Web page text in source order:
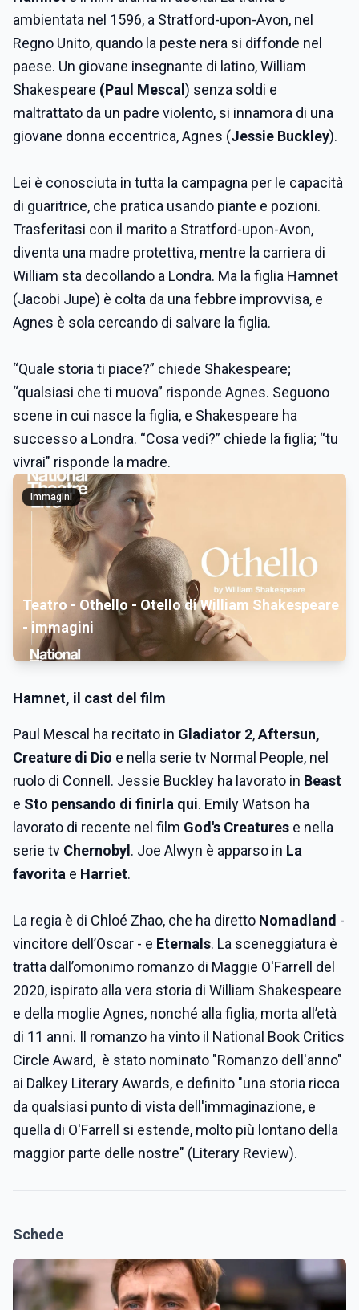
ambientata nel 1596, a Stratford-upon-Avon, nel
Regno Unito, quando la peste nera si diffonde nel
paese. Un giovane insegnante di latino, William
Shakespeare (Paul Mescal ) senza soldi e
maltrattato da un padre violento, si innamora di una
giovane donna eccentrica, Agnes (Jessie Buckley).
Lei è conosciuta in tutta la campagna per le capacità
di guaritrice, che pratica usando piante e pozioni.
Trasferitasi con il marito a Stratford-upon-Avon,
diventa una madre protettiva, mentre la carriera di
William sta decollando a Londra. Ma la figlia Hamnet
(Jacobi Jupe) è colta da una febbre improvvisa, e
Agnes è sola cercando di salvare la figlia.
“Quale storia ti piace?” chiede Shakespeare;
“qualsiasi che ti muova” risponde Agnes. Seguono
scene in cui nasce la figlia, e Shakespeare ha
successo a Londra. “Cosa vedi?” chiede la figlia; “tu
vivrai" risponde la madre.
Immagini
Teatro - Othello - Otello di William Shakespeare
- immagini
Hamnet, il cast del film
Paul Mescal ha recitato in Gladiator 2,Aftersun,
Creature di Dio e nella serie tv Normal People, nel
ruolo di Connell. Jessie Buckley ha lavorato in Beast
e Sto pensando di finirla qui. Emily Watson ha
lavorato di recente nel film God's Creatures e nella
serie tv Chernobyl . Joe Alwyn è apparso in La
favorita e Harriet.
La regia è di Chloé Zhao, che ha diretto Nomadland -
vincitore dell’Oscar - e Eternals. La sceneggiatura è
tratta dall’omonimo romanzo di Maggie O'Farrell del
2020, ispirato alla vera storia di William Shakespeare
e della moglie Agnes, nonché alla figlia, morta all’età
di 11 anni. Il romanzo ha vinto il National Book Critics
Circle Award, è stato nominato "Romanzo dell'anno"
ai Dalkey Literary Awards, e definito "una storia ricca
da qualsiasi punto di vista dell'immaginazione, e
quella di O'Farrell si estende, molto più lontano della
maggior parte delle nostre" (Literary Review).
Schede